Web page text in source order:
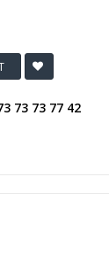
73 73 77 42